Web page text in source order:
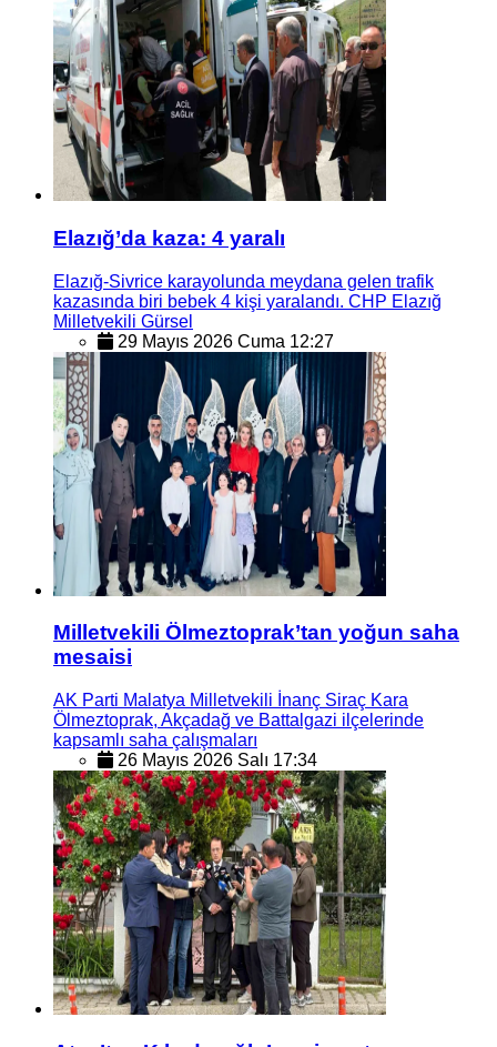
Elazığ’da kaza: 4 yaralı
Elazığ-Sivrice karayolunda meydana gelen trafik
kazasında biri bebek 4 kişi yaralandı. CHP Elazığ
Milletvekili Gürsel
29 Mayıs 2026 Cuma 12:27
Milletvekili Ölmeztoprak’tan yoğun saha
mesaisi
AK Parti Malatya Milletvekili İnanç Siraç Kara
Ölmeztoprak, Akçadağ ve Battalgazi ilçelerinde
kapsamlı saha çalışmaları
26 Mayıs 2026 Salı 17:34